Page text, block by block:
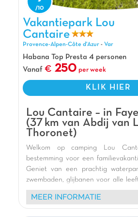
ontdekken. Slechts7 km van de
Fréjus
zwemmen. Dezondagsmarkt
is
volkleurenenlokale smaken . En
Dramontniet: een
baaienen turquoise watereneen
Pluspunten
Op 7 km van de stranden
Wandeling van Cap Dramont op
Vakantiepark Lou Cantaire, Vakantiepark
d'Azur
Vakantiepark Lou
Cantaire
Provence-Alpen-Côte d'Azur - Var
Habana Top Presta 4 personen
Vanaf
250 per week
KLIK HIER
Lou Cantaire – in
(37 km van Abdij van
Thoronet)
Welkom op camping Lou
bestemming voor een
Geniet van een prachtig
zwembaden, glijbanen voor alle
peuterbad met
ontspannend bubbelbad. 🏊
MEER INFORMATIE